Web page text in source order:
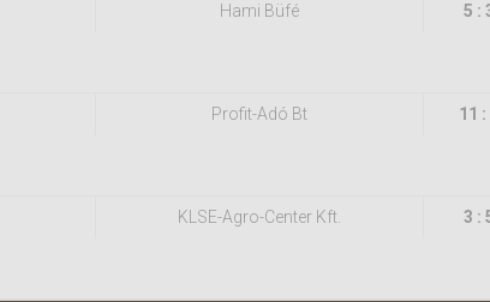
Hami Büfé 5 :
Profit-Adó Bt 11 :
KLSE-Agro-Center Kft. 3 :